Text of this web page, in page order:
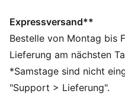
Verschluss: Schnürsenkel
Absatzart: Flach
Die 10CELL Technologie
Sohlenkonstruktion
und Stabilität
Expressversand**
Bestelle von Montag bis
Lieferung am nächsten
*Samstage sind nicht
"Support > Lieferung".